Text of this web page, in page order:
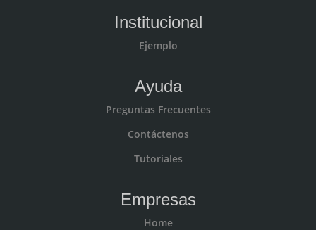
Institucional
Ejemplo
Ayuda
Preguntas Frecuentes
Contáctenos
Tutoriales
Empresas
Home